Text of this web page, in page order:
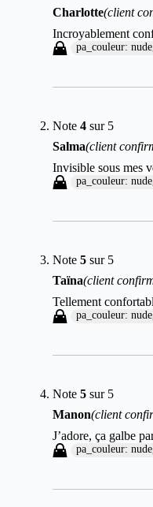
Charlotte(client
Incroyablement
pa_couleur:
Note 4sur 5
Salma(client
Invisible sous mes
pa_couleur:
Note 5sur 5
Taïna(client
Tellement
pa_couleur:
Note 5sur 5
Manon(client
J’adore, ça galbe
pa_couleur: